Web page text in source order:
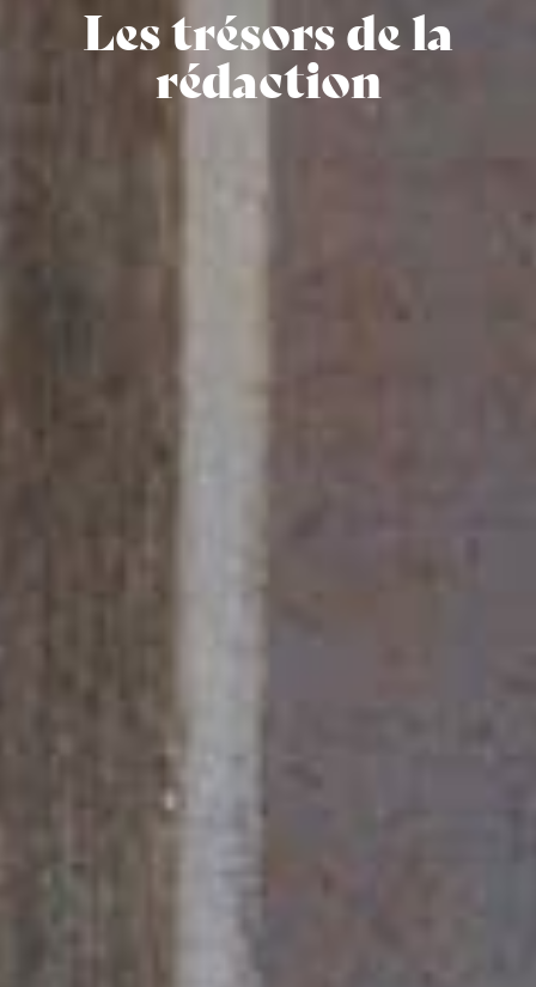
Les trésors de la
rédaction